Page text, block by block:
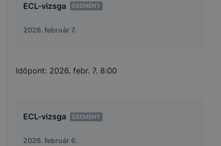
ECL-vizsga ESEMÉNY
2026. február 7.
Időpont: 2026. febr. 7. 8:00
ECL-vizsga ESEMÉNY
2026. február 6.